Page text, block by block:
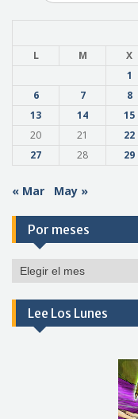
L M X
1
6
7 8
13
14 15
20
21 22
27
28 29
« Mar May »
Por meses
Por
Lee Los Lunes